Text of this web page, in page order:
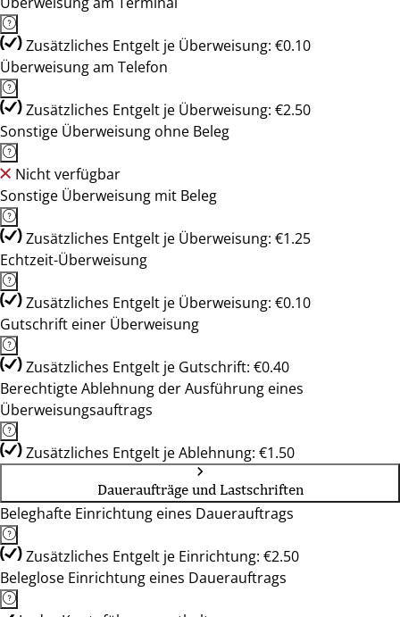
Zusätzliches Entgelt je Überweisung: €0.10
Überweisung am Telefon
Zusätzliches Entgelt je Überweisung: €2.50
Sonstige Überweisung ohne Beleg
Nicht verfügbar
Sonstige Überweisung mit Beleg
Zusätzliches Entgelt je Überweisung: €1.25
Echtzeit-Überweisung
Zusätzliches Entgelt je Überweisung: €0.10
Gutschrift einer Überweisung
Zusätzliches Entgelt je Gutschrift: €0.40
Berechtigte Ablehnung der Ausführung eines
Überweisungsauftrags
Zusätzliches Entgelt je Ablehnung: €1.50
Daueraufträge und Lastschriften
Beleghafte Einrichtung eines Dauerauftrags
Zusätzliches Entgelt je Einrichtung: €2.50
Beleglose Einrichtung eines Dauerauftrags